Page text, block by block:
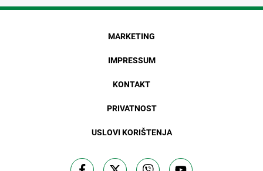
MARKETING
IMPRESSUM
KONTAKT
PRIVATNOST
USLOVI KORIŠTENJA